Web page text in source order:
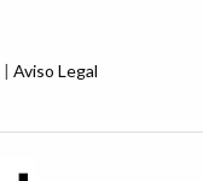
| Aviso Legal